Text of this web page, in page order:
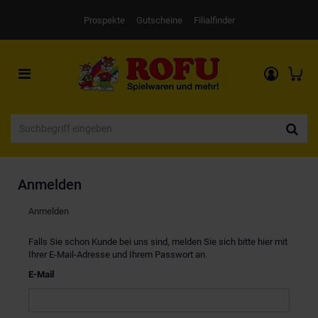
Prospekte Gutscheine Filialfinder
Toggle
navigation
Anmelden
Anmelden
Falls Sie schon Kunde bei uns sind, melden Sie sich bitte hier mit
Ihrer E-Mail-Adresse und Ihrem Passwort an.
E-Mail